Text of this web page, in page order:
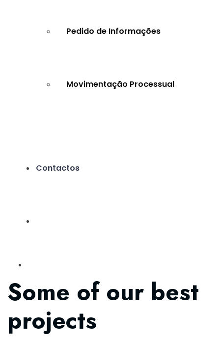
Pedido de Informações
Movimentação Processual
Contactos
Some of our best
projects